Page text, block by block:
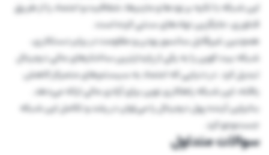
این شبکه با تکیه بر نودها و ماینرها، شفافیت و اعتماد را از طریق
فناوری، جایگزین نهادهای سنتی کرده است.
همچنین غیرقابل سانسور بودن و مقاومت در برابر دستکاری،
شبکه بیت کوین را به یکی از پایدارترین ساختارهای مالی دیجیتال
تبدیل کرد. در دنیایی که اعتماد به سیستم‌های متمرکز کاهش
یافته، این شبکه راهکاری نوین برای آزادی مالی ارائه می‌دهد.
بنابراین آینده پول دیجیتال را می‌توان در رشد و تکامل این شبکه
جست‌وجو کرد.
سوالات متداول